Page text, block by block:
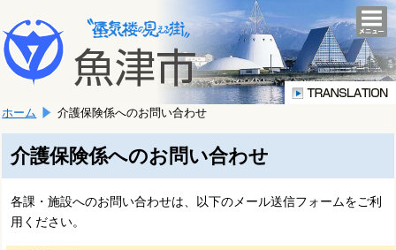
文
へ
移
ま
す。
こ
か
文
で
す。
ホーム 介護保険係へのお問い合わせ
介護保険係へのお問い合わせ
各課・施設へのお問い合わせは、以下のメール送信フォームをご利
用ください。